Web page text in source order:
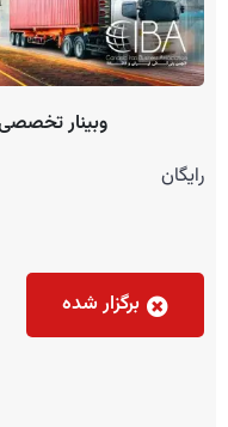
وبینار
رایگان
برگزار شده